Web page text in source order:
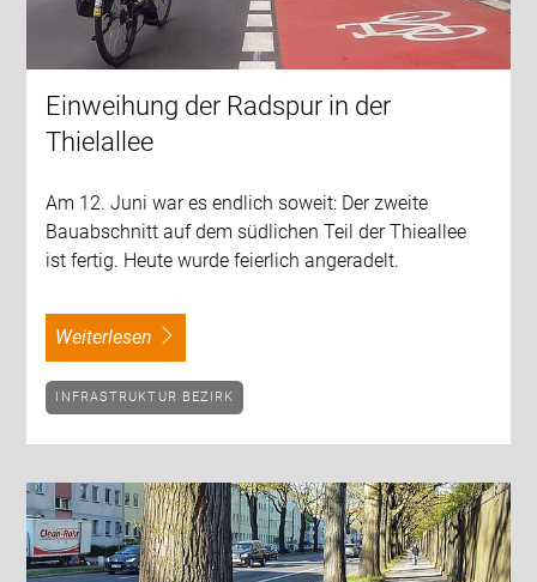
Einweihung der Radspur in der
Thielallee
Am 12. Juni war es endlich soweit: Der zweite
Bauabschnitt auf dem südlichen Teil der Thieallee
ist fertig. Heute wurde feierlich angeradelt.
weiterlesen
INFRASTRUKTUR BEZIRK